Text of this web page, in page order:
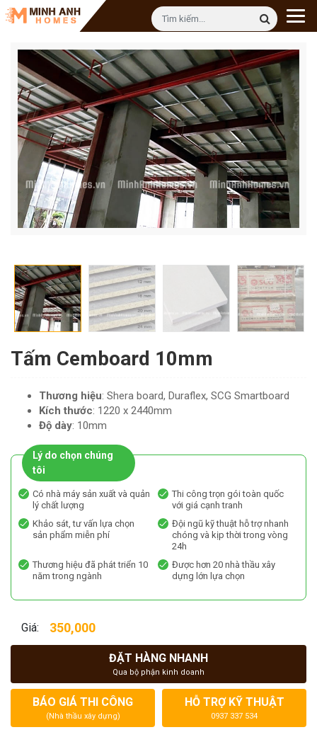
Tấm Cemboard 10mm
Thương hiệu: Shera board, Duraflex, SCG Smartboard
Kích thước: 1220 x 2440mm
Độ dày: 10mm
Lý do chọn chúng
tôi
Có nhà máy sản xuất và quản
lý chất lượng
Thi công trọn gói toàn quốc
với giá cạnh tranh
Khảo sát, tư vấn lựa chọn
sản phẩm miễn phí
Đội ngũ kỹ thuật hỗ trợ nhanh
chóng và kịp thời trong vòng
24h
Thương hiệu đã phát triển 10
năm trong ngành
Được hơn 20 nhà thầu xây
dựng lớn lựa chọn
Giá: 350,000
ĐẶT HÀNG NHANH
Qua bộ phận kinh doanh
BÁO GIÁ THI CÔNG
(Nhà thầu xây dựng)
HỖ TRỢ KỸ THUẬT
0937 337 534